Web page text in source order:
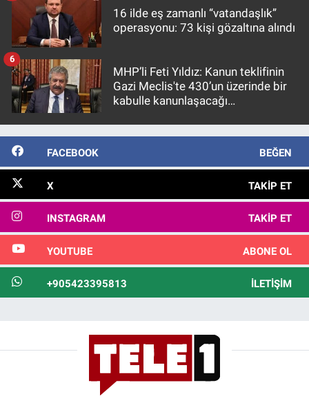
16 ilde eş zamanlı “vatandaşlık”
operasyonu: 73 kişi gözaltına alındı
MHP’li Feti Yıldız: Kanun teklifinin
Gazi Meclis'te 430’un üzerinde bir
kabulle kanunlaşacağı
6
FACEBOOK BEĞEN
X TAKIP ET
INSTAGRAM TAKIP ET
YOUTUBE ABONE OL
+905423395813 İLETIŞIM